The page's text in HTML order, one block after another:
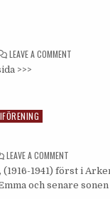
LEAVE A COMMENTON
>>>
LEAVE A COMMENTON
CAFÉ
1941) först i
och senare